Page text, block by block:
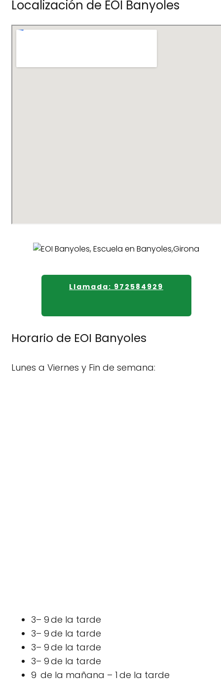
Localización de EOI Banyoles
Llamada: 972584929
Horario de EOI Banyoles
Lunes a Viernes y Fin de semana:
3– 9 de la tarde
3– 9 de la tarde
3– 9 de la tarde
3– 9 de la tarde
9 de la mañana – 1 de la tarde